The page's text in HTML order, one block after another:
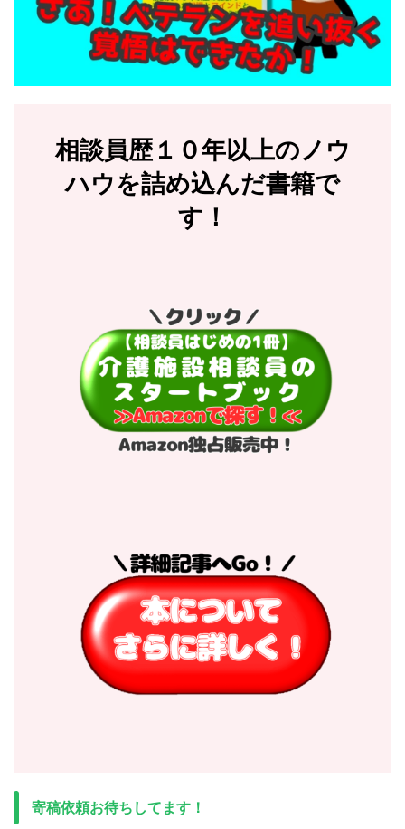
相談員歴１０年以上のノウ
ハウを詰め込んだ書籍で
す！
寄稿依頼お待ちしてます！